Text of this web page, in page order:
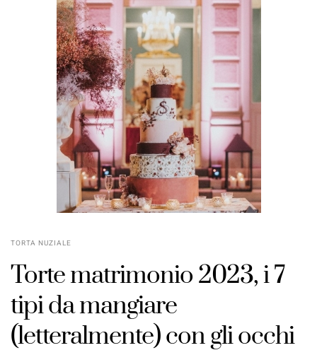
TORTA NUZIALE
Torte matrimonio 2023, i 7
tipi da mangiare
(letteralmente) con gli occhi